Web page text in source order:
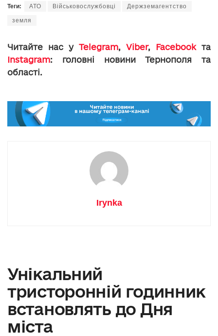
Теги: АТО Військовослужбовці Держземагентство
земля
Читайте нас у Telegram, Viber, Facebookта
Instagram: головні новини Тернополя та
області.
Irynka
Унікальний
тристоронній годинник
встановлять до Дня
міста